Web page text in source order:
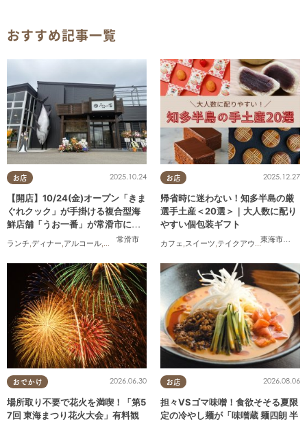
おすすめ記事一覧
お店
常滑市
2025.10.24
【開店】10/24(金)オープン「きま
ぐれクック」が手掛ける複合型海
鮮店舗「うお一番」が常滑市に誕
ランチ,ディナー,アルコール,開店,まちネタ
お店
東海市
,大府
2025.12.27
帰省時に迷わない！知多半島の厳
選手土産＜20選＞｜大人数に配り
やすい個包装ギフト
カフェ,スイーツ,テイクアウト ,まとめ記事
おでかけ 2026.06.30
場所取り不要で花火を満喫！「第5
7回 東海まつり花火大会」有料観
お店 2026.08.06
担々VSゴマ味噌！食欲そそる夏限
定の冷やし麺が「味噌蔵 麺四朗 半